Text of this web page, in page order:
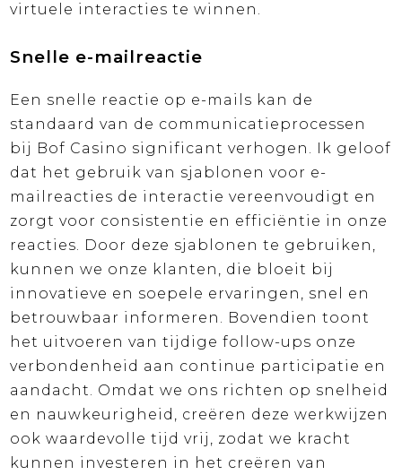
virtuele interacties te winnen.
Snelle e-mailreactie
Een snelle reactie op e-mails kan de
standaard van de communicatieprocessen
bij Bof Casino significant verhogen. Ik geloof
dat het gebruik van sjablonen voor e-
mailreacties de interactie vereenvoudigt en
zorgt voor consistentie en efficiëntie in onze
reacties. Door deze sjablonen te gebruiken,
kunnen we onze klanten, die bloeit bij
innovatieve en soepele ervaringen, snel en
betrouwbaar informeren. Bovendien toont
het uitvoeren van tijdige follow-ups onze
verbondenheid aan continue participatie en
aandacht. Omdat we ons richten op snelheid
en nauwkeurigheid, creëren deze werkwijzen
ook waardevolle tijd vrij, zodat we kracht
kunnen investeren in het creëren van